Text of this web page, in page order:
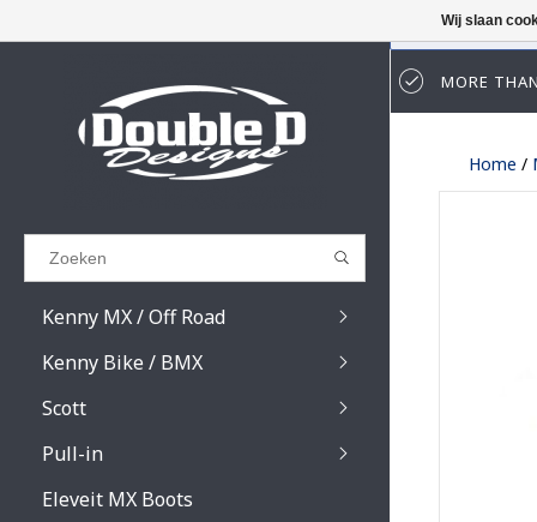
Results found (0)
GA TERUG
Kenny MX / Off Road
Kenny Bike / BMX
Scott
Prospect / Fury
Pull-in
Eleveit MX Boots
MORE
Home /
Wij slaan